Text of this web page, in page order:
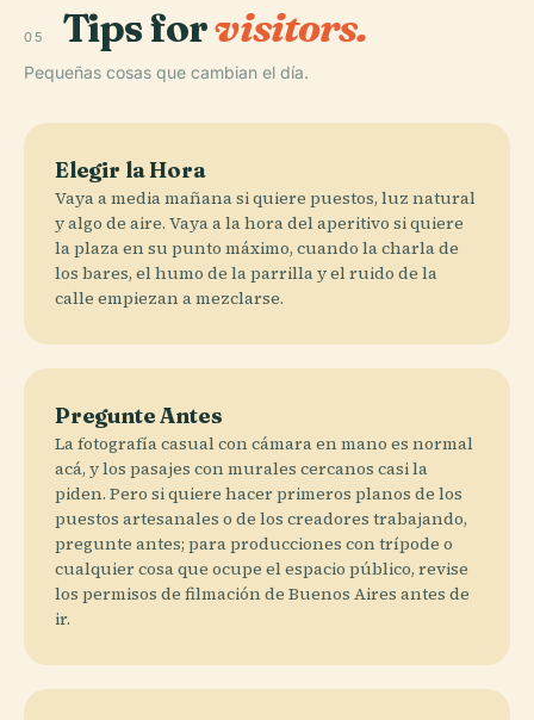
05 Tips forvisitors.
Pequeñas cosas que cambian el día.
Elegir la Hora
Vaya a media mañana si quiere puestos, luz natural
y algo de aire. Vaya a la hora del aperitivo si quiere
la plaza en su punto máximo, cuando la charla de
los bares, el humo de la parrilla y el ruido de la
calle empiezan a mezclarse.
Pregunte Antes
La fotografía casual con cámara en mano es normal
acá, y los pasajes con murales cercanos casi la
piden. Pero si quiere hacer primeros planos de los
puestos artesanales o de los creadores trabajando,
pregunte antes; para producciones con trípode o
cualquier cosa que ocupe el espacio público, revise
los permisos de filmación de Buenos Aires antes de
ir.